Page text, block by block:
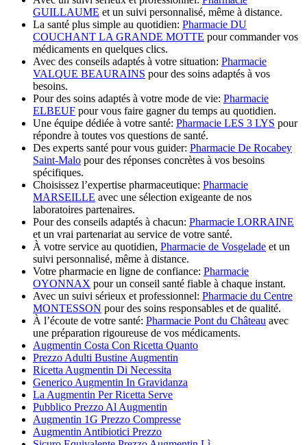
GUILLAUME et un suivi personnalisé, même à distance.
La santé plus simple au quotidien: Pharmacie DU
COUCHANT LA GRANDE MOTTE pour commander vos
médicaments en quelques clics.
Avec des conseils adaptés à votre situation: Pharmacie
VALQUE BEAURAINS pour des soins adaptés à vos
besoins.
Pour des soins adaptés à votre mode de vie: Pharmacie
ELBEUF pour vous faire gagner du temps au quotidien.
Une équipe dédiée à votre santé: Pharmacie LES 3 LYS pour
répondre à toutes vos questions de santé.
Des experts santé pour vous guider: Pharmacie De Rocabey
Saint-Malo pour des réponses concrètes à vos besoins
spécifiques.
Choisissez l’expertise pharmaceutique: Pharmacie
MARSEILLE avec une sélection exigeante de nos
laboratoires partenaires.
Pour des conseils adaptés à chacun: Pharmacie LORRAINE
et un vrai partenariat au service de votre santé.
À votre service au quotidien, Pharmacie de Vosgelade et un
suivi personnalisé, même à distance.
Votre pharmacie en ligne de confiance: Pharmacie
OYONNAX pour un conseil santé fiable à chaque instant.
Avec un suivi sérieux et professionnel: Pharmacie du Centre
MONTESSON pour des soins responsables et de qualité.
À l’écoute de votre santé: Pharmacie Pont du Château avec
une préparation rigoureuse de vos médicaments.
Augmentin Costa Con Ricetta Quanto
Prezzo Adulti Bustine Augmentin
Ricetta Augmentin Di Necessita
Generico Augmentin In Gravidanza
La Augmentin Per Ricetta Serve
Pubblico Prezzo Al Augmentin
Augmentin 1G Prezzo Compresse
Augmentin Antibiotici Prezzo